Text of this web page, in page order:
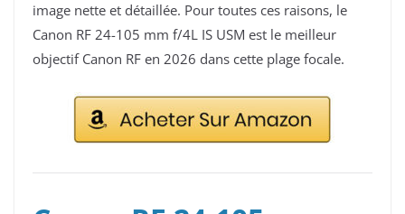
image nette et détaillée. Pour toutes ces raisons, le
Canon RF 24-105 mm f/4L IS USM est le meilleur
objectif Canon RF en 2026 dans cette plage focale.